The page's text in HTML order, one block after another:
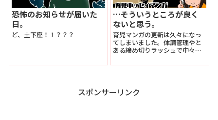
恐怖のお知らせが届いた
日。
ど、土下座！！？？？
…そういうところが良く
ないと思う。
育児マンガの更新は久々になっ
てしまいました。体調管理やと
ある締め切りラッシュで中々時
合間に描いております。本日か
スポンサーリンク